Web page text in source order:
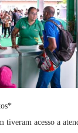
tiveram acesso a